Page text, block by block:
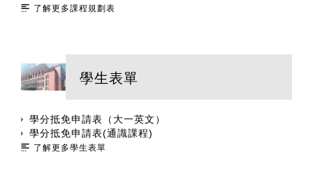
了解更多課程規劃表
學生表單
學分抵免申請表（大一英文）
學分抵免申請表(通識課程)
了解更多學生表單